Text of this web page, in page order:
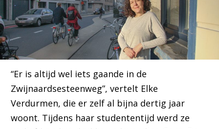
“Er is altijd wel iets gaande in de
Zwijnaardsesteenweg”, vertelt Elke
Verdurmen, die er zelf al bijna dertig jaar
woont. Tijdens haar studententijd werd ze